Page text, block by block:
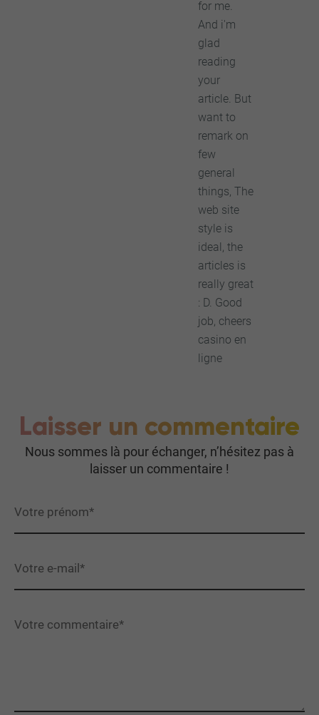
for me.
And i'm
glad
reading
your
article. But
want to
remark on
few
general
things, The
web site
style is
ideal, the
articles is
really great
: D. Good
job, cheers
casino en
ligne
Laisser un commentaire
Nous sommes là pour échanger, n’hésitez pas à
laisser un commentaire !